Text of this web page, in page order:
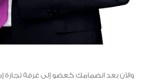
والآن بعد انضمامك كعضو إلى غرفة تجارة